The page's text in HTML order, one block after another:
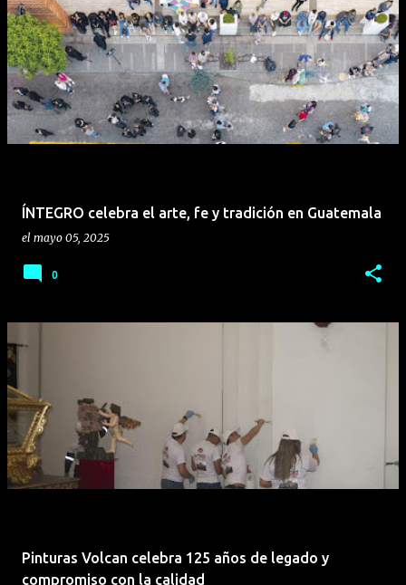
ÍNTEGRO celebra el arte, fe y tradición en Guatemala
el mayo 05, 2025
0
Pinturas Volcan celebra 125 años de legado y
compromiso con la calidad